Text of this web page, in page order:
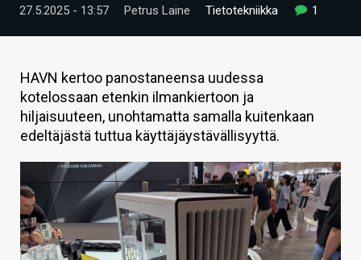
TECHBBS
HINTA.FI
KAUPPA
VAIHDA TEEMA
HAKU
27.5.2025 - 13:57 Petrus Laine Tietotekniikka 1
HAVN kertoo panostaneensa uudessa
kotelossaan etenkin ilmankiertoon ja
hiljaisuuteen, unohtamatta samalla kuitenkaan
edeltäjästä tuttua käyttäjäystävällisyyttä.